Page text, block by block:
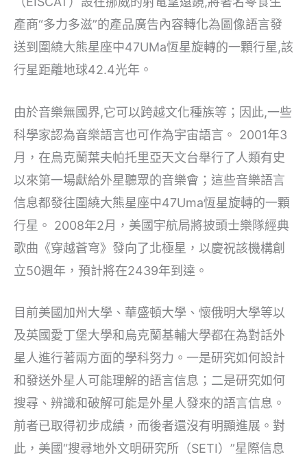
產商“多力多滋”的產品廣告內容轉化為圖像語言發
送到圍繞大熊星座中47UMa恆星旋轉的一顆行星,該
行星距離地球42.4光年。
由於音樂無國界,它可以跨越文化種族等；因此,一些
科學家認為音樂語言也可作為宇宙語言。 2001年3
月，在烏克蘭葉夫帕托里亞天文台舉行了人類有史
以來第一場獻給外星聽眾的音樂會；這些音樂語言
信息都發往圍繞大熊星座中47Uma恆星旋轉的一顆
行星。 2008年2月，美國宇航局將披頭士樂隊經典
歌曲《穿越蒼穹》發向了北極星，以慶祝該機構創
立50週年，預計將在2439年到達。
目前美國加州大學、華盛頓大學、懷俄明大學等以
及英國愛丁堡大學和烏克蘭基輔大學都在為對話外
星人進行著兩方面的學科努力。一是研究如何設計
和發送外星人可能理解的語言信息；二是研究如何
搜尋、辨識和破解可能是外星人發來的語言信息。
前者已取得初步成績，而後者還沒有明顯進展。對
此，美國“搜尋地外文明研究所（SETI）”星際信息